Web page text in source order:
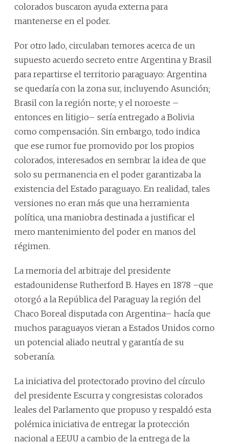
colorados buscaron ayuda externa para
mantenerse en el poder.
Por otro lado, circulaban temores acerca de un
supuesto acuerdo secreto entre Argentina y Brasil
para repartirse el territorio paraguayo: Argentina
se quedaría con la zona sur, incluyendo Asunción;
Brasil con la región norte; y el noroeste –
entonces en litigio– sería entregado a Bolivia
como compensación. Sin embargo, todo indica
que ese rumor fue promovido por los propios
colorados, interesados en sembrar la idea de que
solo su permanencia en el poder garantizaba la
existencia del Estado paraguayo. En realidad, tales
versiones no eran más que una herramienta
política, una maniobra destinada a justificar el
mero mantenimiento del poder en manos del
régimen.
La memoria del arbitraje del presidente
estadounidense Rutherford B. Hayes en 1878 –que
otorgó a la República del Paraguay la región del
Chaco Boreal disputada con Argentina– hacía que
muchos paraguayos vieran a Estados Unidos como
un potencial aliado neutral y garantía de su
soberanía.
La iniciativa del protectorado provino del círculo
del presidente Escurra y congresistas colorados
leales del Parlamento que propuso y respaldó esta
polémica iniciativa de entregar la protección
nacional a EEUU a cambio de la entrega de la